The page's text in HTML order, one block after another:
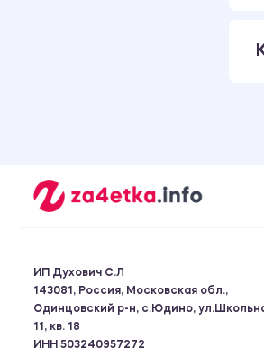
ИП Духович С.Л
143081, Россия, Московская обл.,
Одинцовский р-н, с.Юдино,
11, кв. 18
ИНН 503240957272